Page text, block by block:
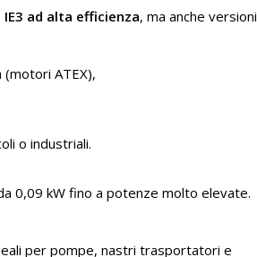
ad alta efficienza, ma anche versioni
ATEX),
o industriali.
0,09 kW fino a potenze molto elevate.
per pompe, nastri trasportatori e